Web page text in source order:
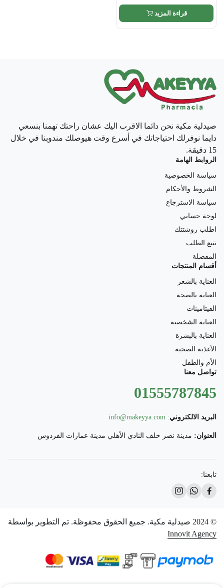
قراءة المزيد
صيدلية مكية نحن دائما الاقرب اليك عشان راحتك تهمنا بنسعي
دايما نوفرلك احتياجاتك في أسرع وقت هيوصلك مندوبنا في خلال
15 دقيقة.
الروابط الهامة
سياسة الخصوصية
الشروط والأحكام
سياسة الاسترجاع
لوحة حسابي
اطلب روشتتك
تتبع الطلب
المفضلة
أقسام المنتجات
العناية بالشعر
العناية بالصحة
الفيتامينات
العناية الشخصية
العناية بالبشرة
الأغذية الصحية
الأم والطفل
تواصل معنا
01555787845
البريد الالكتروني:
info@makeyya.com
العنوان: مدينة نصر خلف النادي الأهلي مدينة عمارات الفردوس
تابعنا:
© 2024 صيدلية مكية. جميع الحقوق محفوظة. تم التطوير بواسطة
Innovit Agency